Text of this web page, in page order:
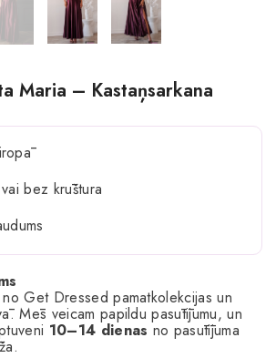
Maria – Kastaņsarkana
bez krūštura
Get Dressed pamatkolekcijas un
Mēs veicam papildu pasūtījumu, un
10–14 dienas no pasūtījuma